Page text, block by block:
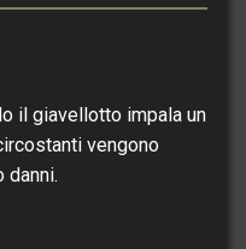
il giavellotto impala un
vengono
danni.